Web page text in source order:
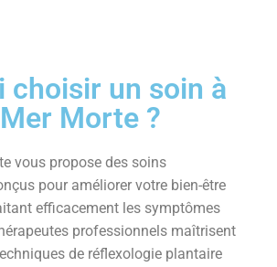
choisir un soin à
Morte ?
vous propose des soins
pour améliorer votre bien-être
efficacement les symptômes
professionnels maîtrisent
de réflexologie plantaire